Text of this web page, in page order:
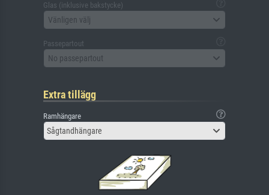
Glas (inklusive bakstycke)
Vänligen välj
Passepartout
No passepartout
Extra tillägg
Ramhängare
Sågtandhängare